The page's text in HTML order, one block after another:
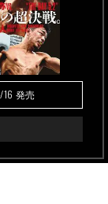
16 発売